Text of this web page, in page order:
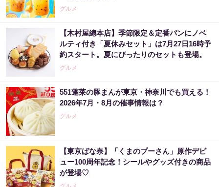
グルメ
【木村屋總本店】季節限定＆定番パンにノベ
ルティ付き「夏休みセット」は7月27日16時予
約スタート。夏にぴったりのセットも登場。
グルメ
551蓬莱の豚まんが東京・神奈川でも買える！
2026年7月・8月の催事情報は？
グルメ
【東京ばな奈】「くまのプーさん」原作デビ
ュー100周年記念！シールやグッズ付きの商品
が登場♡